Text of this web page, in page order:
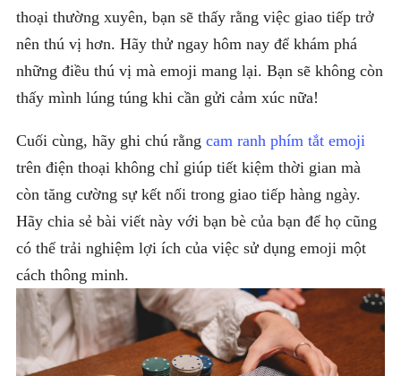
thoại thường xuyên, bạn sẽ thấy rằng việc giao tiếp trở
nên thú vị hơn. Hãy thử ngay hôm nay để khám phá
những điều thú vị mà emoji mang lại. Bạn sẽ không còn
thấy mình lúng túng khi cần gửi cảm xúc nữa!
Cuối cùng, hãy ghi chú rằng cam ranh phím tắt emoji
trên điện thoại không chỉ giúp tiết kiệm thời gian mà
còn tăng cường sự kết nối trong giao tiếp hàng ngày.
Hãy chia sẻ bài viết này với bạn bè của bạn để họ cũng
có thể trải nghiệm lợi ích của việc sử dụng emoji một
cách thông minh.